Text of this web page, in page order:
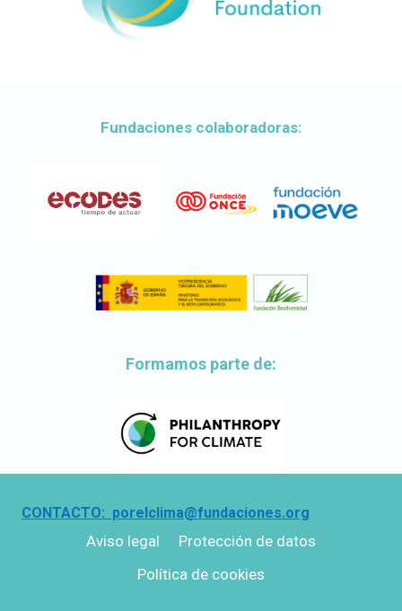
Fundaciones colaboradoras:
Formamos parte de:
CONTACTO: porelclima@fundaciones.org
Aviso legal
Protección de datos
Política de cookies